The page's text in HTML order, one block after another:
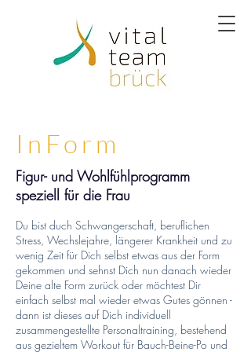
InForm
Figur- und Wohlfühlprogramm
speziell für die Frau
Du bist duch Schwangerschaft, beruflichen
Stress, Wechslejahre, längerer Krankheit und zu
wenig Zeit für Dich selbst etwas aus der Form
gekommen und sehnst Dich nun danach wieder
Deine alte Form zurück oder möchtest Dir
einfach selbst mal wieder etwas Gutes gönnen -
dann ist dieses auf Dich individuell
zusammengestellte Personaltraining, bestehend
aus gezieltem Workout für Bauch-Beine-Po und